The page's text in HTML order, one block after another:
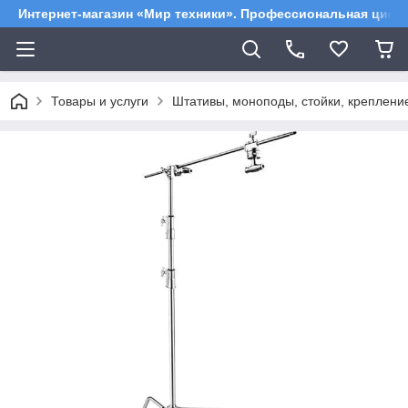
Интернет-магазин «Мир техники». Профессиональная
Товары и услуги Штативы, моноподы, стойки,